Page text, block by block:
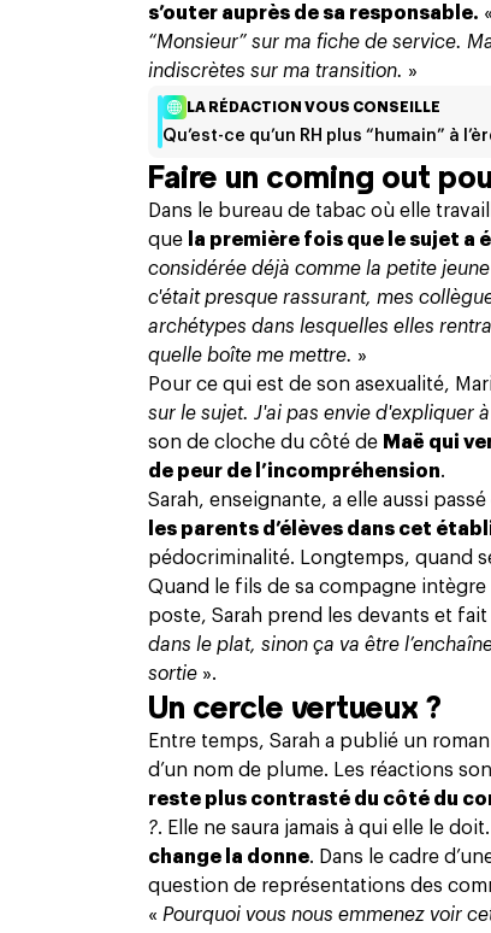
s’outer auprès de sa responsable. «
“Monsieur” sur ma fiche de service.
indiscrètes sur ma transition. »
LA RÉDACTION VOUS CONSEILLE
Qu’est-ce qu’un RH plus “humain” à
Faire un coming out
Dans le bureau de tabac où elle
que
la première fois que le sujet a
considérée déjà comme la petite
c'était presque rassurant, mes
archétypes dans lesquelles elles
quelle boîte me mettre. »
Pour ce qui est de son asexualité,
sur le sujet. J'ai pas envie d'expliquer
son de cloche du côté de Maë qui
de peur de l’incompréhension.
Sarah, enseignante, a elle aussi
les parents d’élèves dans cet
pédocriminalité. Longtemps, quand
Quand le fils de sa compagne
poste, Sarah prend les devants et
dans le plat, sinon ça va être
sortie ».
Un cercle vertueux ?
Entre temps, Sarah a publié un
d’un nom de plume. Les réactions
reste plus contrasté du côté du
?. Elle ne saura jamais à qui elle le doit.
change la donne. Dans le cadre
question de représentations des
« Pourquoi vous nous emmenez voir